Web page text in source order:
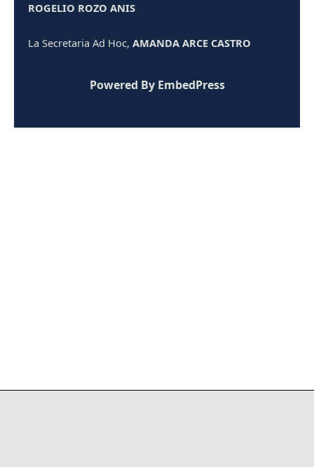
ROGELIO ROZO ANIS
La Secretaria Ad Hoc, AMANDA ARCE CASTRO
Powered By EmbedPress